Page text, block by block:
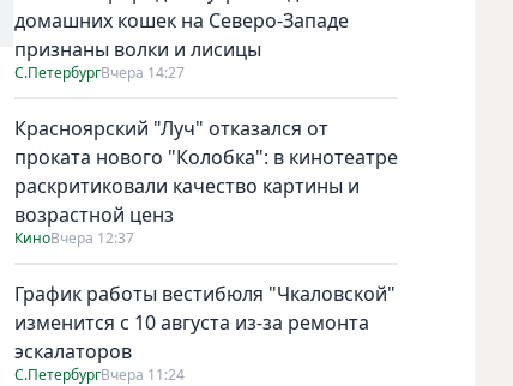
домашних кошек на Северо-Западе
признаны волки и лисицы
С.ПетербургВчера 14:27
Красноярский "Луч" отказался от
проката нового "Колобка": в кинотеатре
раскритиковали качество картины и
возрастной ценз
КиноВчера 12:37
График работы вестибюля "Чкаловской"
изменится с 10 августа из-за ремонта
эскалаторов
С.ПетербургВчера 11:24